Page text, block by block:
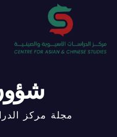
مجلة مركز